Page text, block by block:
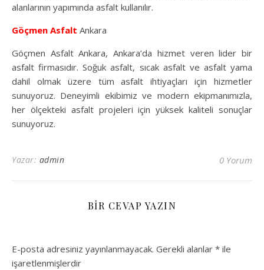
alanlarının yapımında asfalt kullanılır.
Göçmen Asfalt Ankara
Göçmen Asfalt Ankara, Ankara’da hizmet veren lider bir
asfalt firmasıdır. Soğuk asfalt, sıcak asfalt ve asfalt yama
dahil olmak üzere tüm asfalt ihtiyaçları için hizmetler
sunuyoruz. Deneyimli ekibimiz ve modern ekipmanımızla,
her ölçekteki asfalt projeleri için yüksek kaliteli sonuçlar
sunuyoruz.
Yazar: admin 0 Yorum
BIR CEVAP YAZIN
E-posta adresiniz yayınlanmayacak. Gerekli alanlar * ile
işaretlenmişlerdir